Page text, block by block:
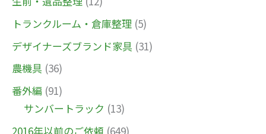
トランクルーム・倉庫整理 (5)
デザイナーズブランド家具 (31)
農機具 (36)
番外編 (91)
サンバートラック (13)
2016年以前のご依頼 (649)